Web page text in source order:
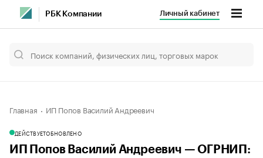
РБК Компании Личный кабинет
Главная ИП Попов Василий Андреевич
ДЕЙСТВУЕТОБНОВЛЕНО
ИП Попов Василий Андреевич — ОГРНИП: